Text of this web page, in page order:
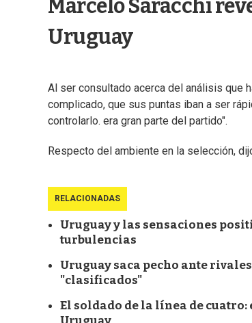
Marcelo Saracchi
Uruguay
Al ser consultado acerca del análisis que
complicado, que sus puntas iban a ser
controlarlo. era gran parte del partido".
Respecto del ambiente en la selección,
RELACIONADAS
Uruguay y las sensaciones
turbulencias
Uruguay saca pecho ante
"clasificados"
El soldado de la línea de